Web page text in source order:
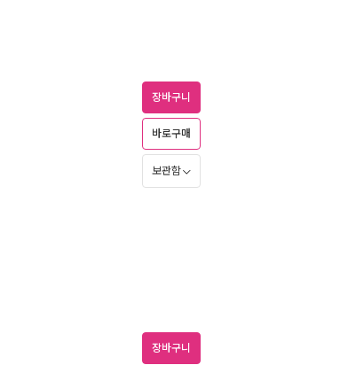
장바구니
바로구매
보관함
장바구니